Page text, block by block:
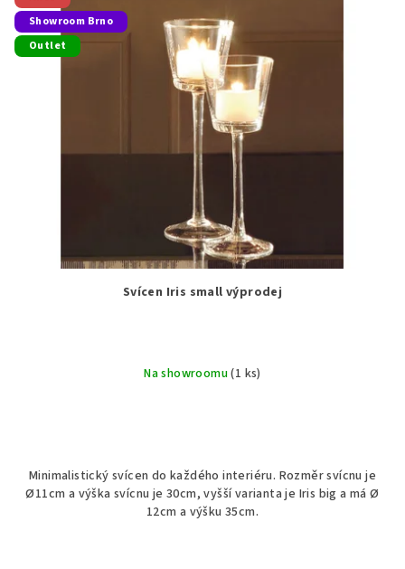
Showroom Brno
Outlet
Svícen Iris small výprodej
Na showroomu(1 ks)
Minimalistický svícen do každého interiéru. Rozměr svícnu je
Ø11cm a výška svícnu je 30cm, vyšší varianta je Iris big a má Ø
12cm a výšku 35cm.